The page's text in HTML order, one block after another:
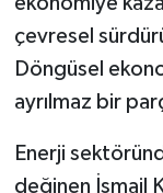
çevresel
Döngüsel
ayrılmaz bir
Enerji
değinen İsmail